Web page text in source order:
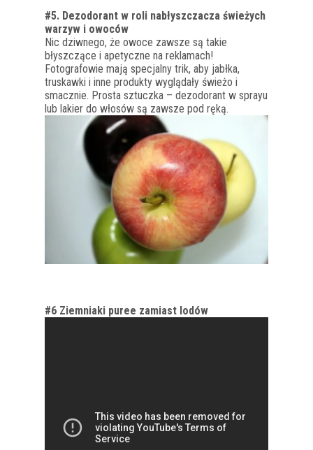
#5. Dezodorant w roli nabłyszczacza świeżych
warzyw i owoców
Nic dziwnego, że owoce zawsze są takie
błyszczące i apetyczne na reklamach!
Fotografowie mają specjalny trik, aby jabłka,
truskawki i inne produkty wyglądały świeżo i
smacznie. Prosta sztuczka – dezodorant w sprayu
lub lakier do włosów są zawsze pod ręką.
#6 Ziemniaki puree zamiast lodów